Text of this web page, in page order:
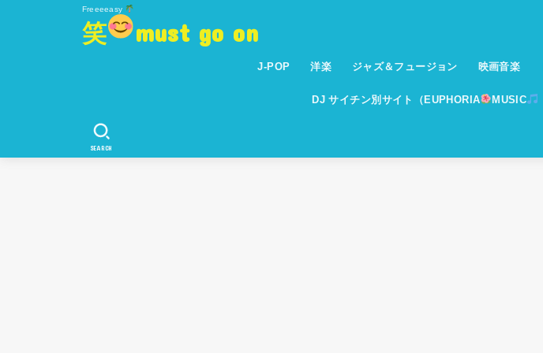
Freeeeasy
笑 must go on
J-POP 洋楽 ジャズ＆フュージョン 映画音楽
DJ サイチン別サイト（EUPHORIA MUSIC
SEARCH